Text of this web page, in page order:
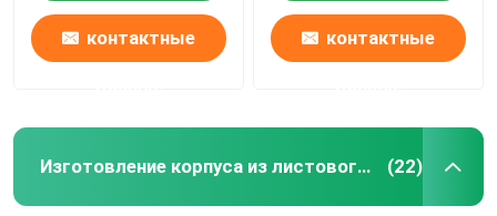
контактные контактные
Изготовление корпуса из листового металла (22)